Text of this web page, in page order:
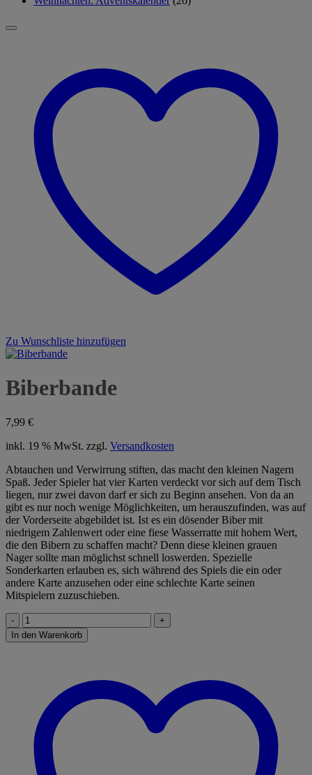
Zu Wunschliste hinzufügen
Biberbande
7,99 €
inkl. 19 % MwSt. zzgl. Versandkosten
Abtauchen und Verwirrung stiften, das macht den kleinen Nagern
Spaß. Jeder Spieler hat vier Karten verdeckt vor sich auf dem Tisch
liegen, nur zwei davon darf er sich zu Beginn ansehen. Von da an
gibt es nur noch wenige Möglichkeiten, um herauszufinden, was auf
der Vorderseite abgebildet ist. Ist es ein dösender Biber mit
niedrigem Zahlenwert oder eine fiese Wasserratte mit hohem Wert,
die den Bibern zu schaffen macht? Denn diese kleinen grauen
Nager sollte man möglichst schnell loswerden. Spezielle
Sonderkarten erlauben es, sich während des Spiels die ein oder
andere Karte anzusehen oder eine schlechte Karte seinen
Mitspielern zuzuschieben.
Biberbande
Menge
In den Warenkorb